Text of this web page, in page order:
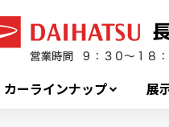
カーラインナップ 展